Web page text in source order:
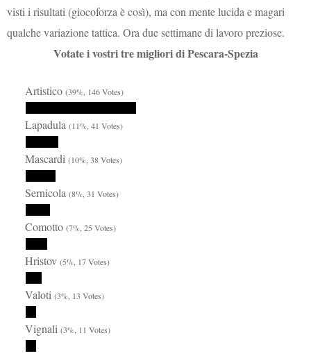
visti i risultati (giocoforza è così), ma con mente lucida e magari
qualche variazione tattica. Ora due settimane di lavoro preziose.
Votate i vostri tre migliori di Pescara-Spezia
Artistico(39%, 146 Votes)
Lapadula(11%, 41 Votes)
Mascardi(10%, 38 Votes)
Sernicola(8%, 31 Votes)
Comotto(7%, 25 Votes)
Hristov(5%, 17 Votes)
Valoti(3%, 13 Votes)
Vignali(3%, 11 Votes)